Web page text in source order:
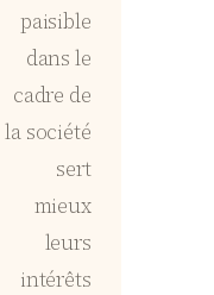
paisible
dans le
cadre de
la société
sert
mieux
leurs
intérêts